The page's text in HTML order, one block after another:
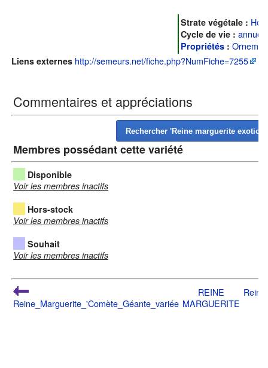
Strate végétale :
Cycle de vie :
Propriétés :
Liens externes http://semeurs.net/fiche.php?NumFiche=7255
Commentaires et appréciations
Membres possédant cette variété
Disponible
Voir les membres inactifs
Hors-stock
Voir les membres inactifs
Souhait
Voir les membres inactifs
Reine_Marguerite_'Comète_Géante_variée
REINE
MARGUERITE